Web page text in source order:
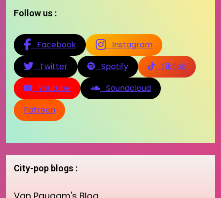
Follow us :
Facebook
Instagram
Twitter
Spotify
TikTok
Youtube
Soundcloud
Patreon
City-pop blogs :